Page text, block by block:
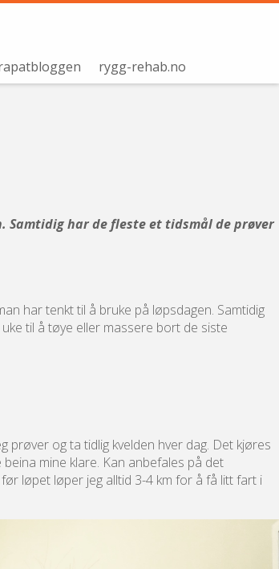
rygg-rehab.no
Samtidig har de fleste et tidsmål de prøver
har tenkt til å bruke på løpsdagen. Samtidig
til å tøye eller massere bort de siste
prøver og ta tidlig kvelden hver dag. Det kjøres
beina mine klare. Kan anbefales på det
løpet løper jeg alltid 3-4 km for å få litt fart i